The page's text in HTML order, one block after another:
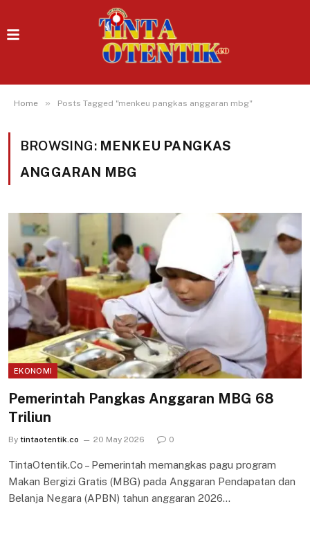
Home » Posts Tagged "menkeu pangkas anggaran mbg"
BROWSING: MENKEU PANGKAS
ANGGARAN MBG
EKONOMI
Pemerintah Pangkas Anggaran MBG 68
Triliun
By tintaotentik.co 20 May 2026 0
TintaOtentik.Co – Pemerintah memangkas pagu program
Makan Bergizi Gratis (MBG) pada Anggaran Pendapatan dan
Belanja Negara (APBN) tahun anggaran 2026…